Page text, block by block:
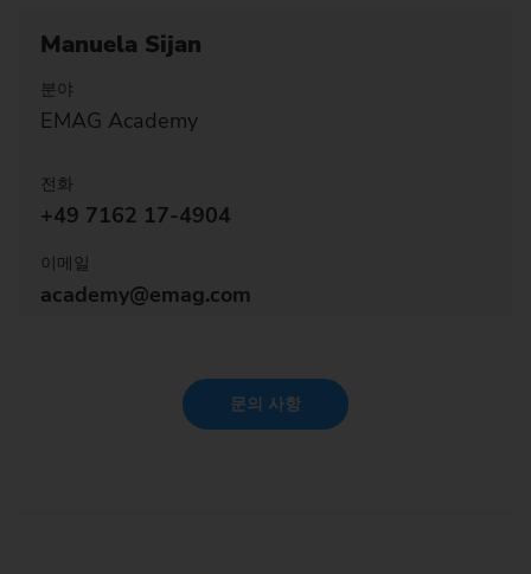
Manuela Sijan
분야
EMAG Academy
전화
+49 7162 17-4904
이메일
academy@emag.com
문의 사항